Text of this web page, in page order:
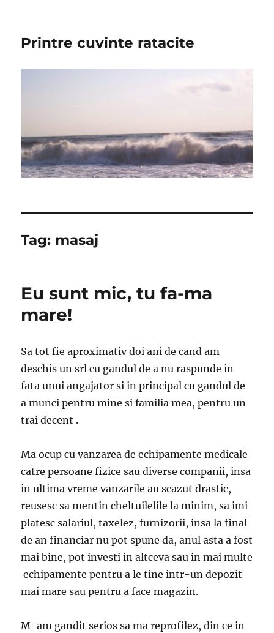
Printre cuvinte ratacite
Tag: masaj
Eu sunt mic, tu fa-ma
mare!
Sa tot fie aproximativ doi ani de cand am
deschis un srl cu gandul de a nu raspunde in
fata unui angajator si in principal cu gandul de
a munci pentru mine si familia mea, pentru un
trai decent .
Ma ocup cu vanzarea de echipamente medicale
catre persoane fizice sau diverse companii, insa
in ultima vreme vanzarile au scazut drastic,
reusesc sa mentin cheltuilelile la minim, sa imi
platesc salariul, taxelez, furnizorii, insa la final
de an financiar nu pot spune da, anul asta a fost
mai bine, pot investi in altceva sau in mai multe
echipamente pentru a le tine intr-un depozit
mai mare sau pentru a face magazin.
M-am gandit serios sa ma reprofilez, din ce in